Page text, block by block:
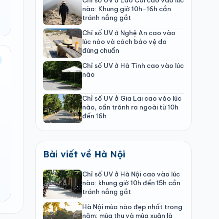
nào: Khung giờ 10h-16h cần
tránh nắng gắt
Chỉ số UV ở Nghệ An cao vào
lúc nào và cách bảo vệ da
đúng chuẩn
Chỉ số UV ở Hà Tĩnh cao vào lúc
nào
Chỉ số UV ở Gia Lai cao vào lúc
nào, cần tránh ra ngoài từ 10h
đến 16h
Bài viết về Hà Nội
Chỉ số UV ở Hà Nội cao vào lúc
nào: khung giờ 10h đến 15h cần
tránh nắng gắt
Hà Nội mùa nào đẹp nhất trong
năm: mùa thu và mùa xuân là